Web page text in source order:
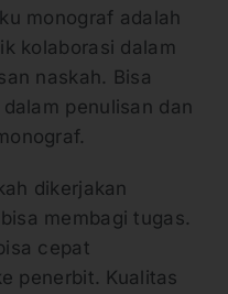
monograf adalah
kolaborasi dalam
naskah. Bisa
penulisan dan
dikerjakan
membagi tugas.
cepat
penerbit. Kualitas